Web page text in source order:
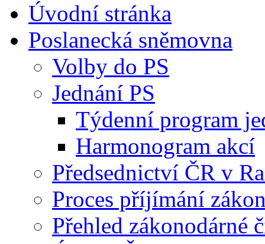
Úvodní stránka
Poslanecká sněmovna
Volby do PS
Jednání PS
Týdenní program
Harmonogram akcí
Předsednictví ČR v
Proces příjímání
Přehled zákonodárné